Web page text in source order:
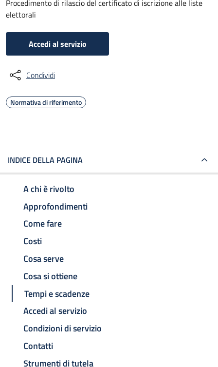
Procedimento di rilascio del certificato di iscrizione alle liste
elettorali
Accedi al servizio
Condividi
Normativa di riferimento
INDICE DELLA PAGINA
A chi è rivolto
Approfondimenti
Come fare
Costi
Cosa serve
Cosa si ottiene
Tempi e scadenze
Accedi al servizio
Condizioni di servizio
Contatti
Strumenti di tutela